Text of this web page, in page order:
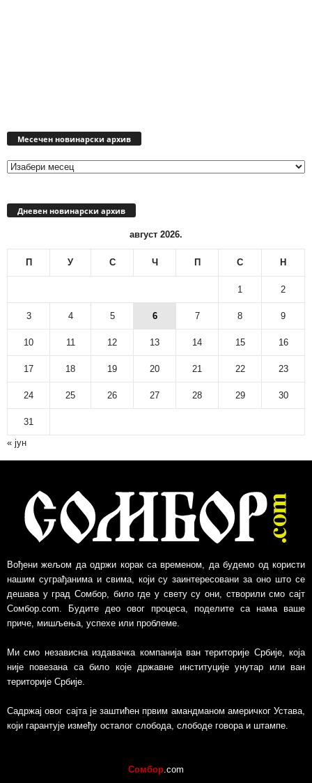
Месечен новинарски архив
Дневен новинарски архив
август 2026.
П У С Ч П С Н
1 2
3 4 5 6 7 8 9
10 11 12 13 14 15 16
17 18 19 20 21 22 23
24 25 26 27 28 29 30
31
« јун
Вођени жељом да одржи корак са временом, да будемо од користи
нашим суграђанима и свима, који су заинтересовани за оно што се
дешава у град Сомбор, било где у свету су они, створили смо сајт
Сомбор.com. Будите део овог процеса, поделите са нама ваше
приче, мишљења, успехе или проблеме.
Ми смо независна издавачка компанија ван територије Србије, којa
није повезанa са било које државне институције унутар или ван
територије Србије.
Садржај овог сајта је заштићен првим амандманом америчког Устава,
који гарантује између осталог слобода, слободе говора и штампе.
Сомбор .com